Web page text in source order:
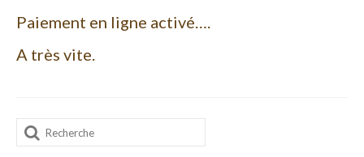
Séjours en famille
Séjour entre amis en Ariège;
Equipements extérieurs
La piscine
Paiement en ligne activé….
A très vite.
Rechercher
: